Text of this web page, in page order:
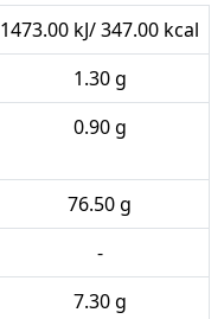
1473.00 kJ/ 347.00 kcal
1.30 g
0.90 g
76.50 g
-
7.30 g